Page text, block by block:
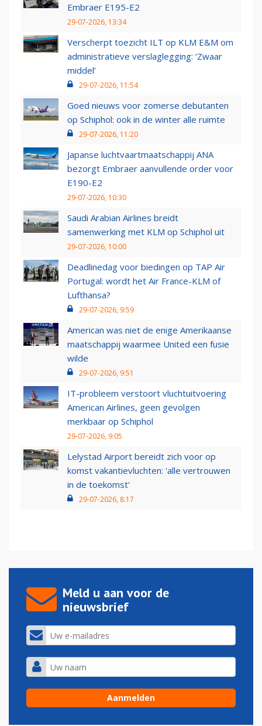
Embraer E195-E2
29-07-2026, 13:34
Verscherpt toezicht ILT op KLM E&M om
administratieve verslaglegging: ‘Zwaar
middel’
29-07-2026, 11:54
Goed nieuws voor zomerse debutanten
op Schiphol: ook in de winter alle ruimte
29-07-2026, 11:20
Japanse luchtvaartmaatschappij ANA
bezorgt Embraer aanvullende order voor
E190-E2
29-07-2026, 10:30
Saudi Arabian Airlines breidt
samenwerking met KLM op Schiphol uit
29-07-2026, 10:00
Deadlinedag voor biedingen op TAP Air
Portugal: wordt het Air France-KLM of
Lufthansa?
29-07-2026, 9:59
American was niet de enige Amerikaanse
maatschappij waarmee United een fusie
wilde
29-07-2026, 9:51
IT-probleem verstoort vluchtuitvoering
American Airlines, geen gevolgen
merkbaar op Schiphol
29-07-2026, 9:05
Lelystad Airport bereidt zich voor op
komst vakantievluchten: 'alle vertrouwen
in de toekomst'
29-07-2026, 8:17
Meld u aan voor de
nieuwsbrief